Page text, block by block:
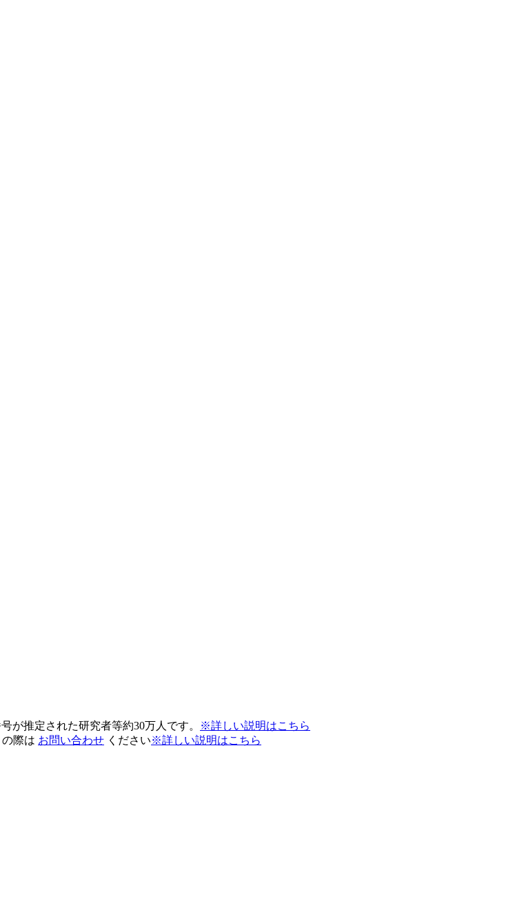
が推定された研究者等約30万人です。
※詳しい説明はこちら
際は お問い合わせ ください※詳しい説明はこちら